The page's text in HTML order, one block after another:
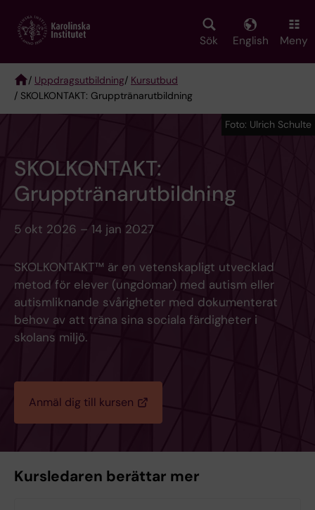
main
Sök English Meny
Breadcrumb
/ Uppdragsutbildning/ Kursutbud
/ SKOLKONTAKT: Grupptränarutbildning
Foto: Ulrich Schulte
SKOLKONTAKT:
Grupptränarutbildning
5 okt 2026 – 14 jan 2027
SKOLKONTAKT™ är en vetenskapligt utvecklad
metod för elever (ungdomar) med autism eller
autismliknande svårigheter med dokumenterat
behov av att träna sina sociala färdigheter i
skolans miljö.
Anmäl dig till kursen
Kursledaren berättar mer